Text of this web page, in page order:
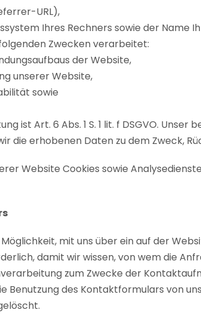
URL),
Ihres Rechners sowie der Name
Zwecken verarbeitet:
der Website,
unserer Website,
sowie
ist Art. 6 Abs. 1 S. 1 lit. f DSGVO.
die erhobenen Daten zu dem Zweck,
Website Cookies sowie
mit uns über ein auf der
damit wir wissen, von wem die
zum Zwecke der
Benutzung des Kontaktformulars von